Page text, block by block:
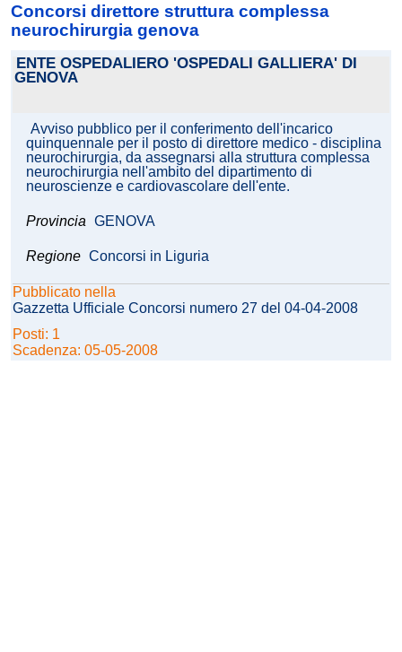
Concorsi direttore struttura complessa
neurochirurgia genova
ENTE OSPEDALIERO 'OSPEDALI GALLIERA' DI
GENOVA
Avviso pubblico per il conferimento dell'incarico
quinquennale per il posto di direttore medico - disciplina
neurochirurgia, da assegnarsi alla struttura complessa
neurochirurgia nell'ambito del dipartimento di
neuroscienze e cardiovascolare dell'ente.
Provincia GENOVA
Regione Concorsi in Liguria
Pubblicato nella
Gazzetta Ufficiale Concorsi numero 27 del 04-04-2008
Posti: 1
Scadenza: 05-05-2008